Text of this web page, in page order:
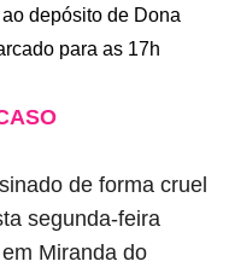
depósito de Dona
para as 17h
de forma cruel
segunda-feira
Miranda do